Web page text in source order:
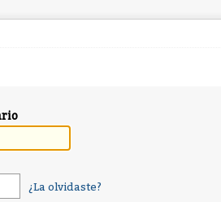
¿La olvidaste?